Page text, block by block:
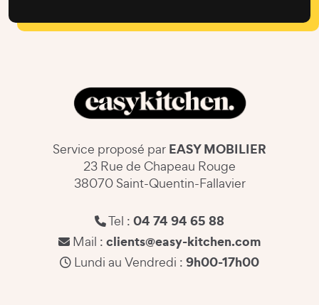
Service proposé par EASY MOBILIER
23 Rue de Chapeau Rouge
38070 Saint-Quentin-Fallavier
Tel : 04 74 94 65 88
Mail : clients@easy-kitchen.com
Lundi au Vendredi : 9h00-17h00